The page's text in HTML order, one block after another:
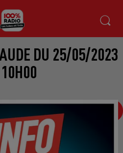
DU 25/05/2023